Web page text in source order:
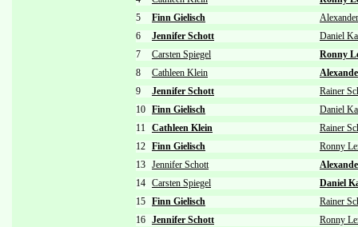
5
Finn Gielisch
6
Jennifer Schott
Daniel
7
Carsten Spiegel
Ronny
8
Cathleen Klein
9
Jennifer Schott
Rainer
10 Finn Gielisch
Daniel
11 Cathleen Klein
Rainer
12 Finn Gielisch
Ronny
13 Jennifer Schott
14 Carsten Spiegel
Daniel
15 Finn Gielisch
Rainer
16 Jennifer Schott Ronny